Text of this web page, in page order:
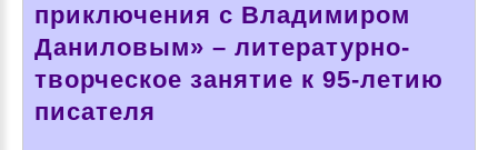
приключения с Владимиром
Даниловым» – литературно-
творческое занятие к 95-летию
писателя